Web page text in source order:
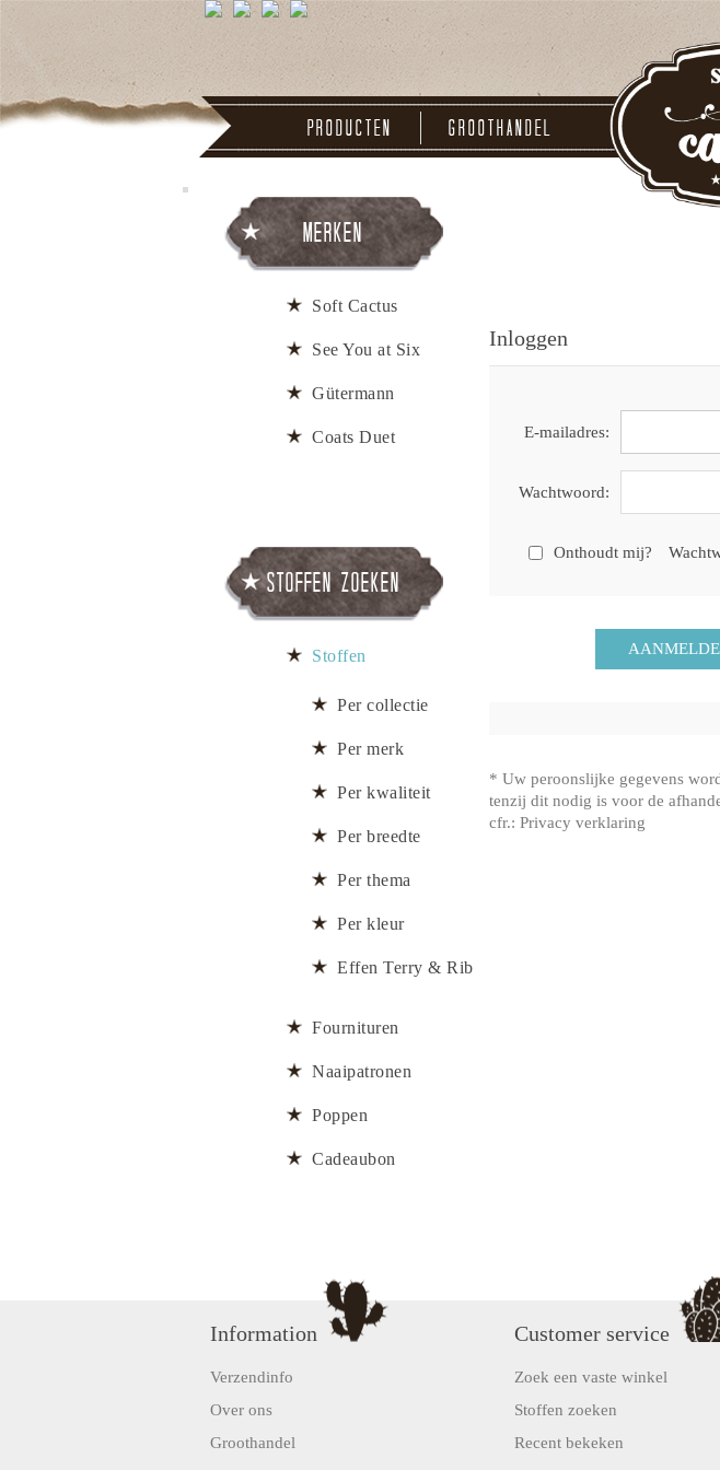
Producten Groothandel
Inloggen
E-mailadres:
Wachtwoord:
Onthoudt mij?
* Uw peroonslijke gegevens
tenzij dit nodig is voor de
cfr.: Privacy verklaring
Merken
Soft Cactus
See You at Six
Gütermann
Coats Duet
Stoffen zoeken
Stoffen
Per collectie
Per merk
Per kwaliteit
Per breedte
Per thema
Per kleur
Effen Terry & Rib
Fournituren
Naaipatronen
Poppen
Cadeaubon
Information
Verzendinfo
Over ons
Groothandel
Customer service
Zoek een vaste winkel
Stoffen zoeken
Recent bekeken